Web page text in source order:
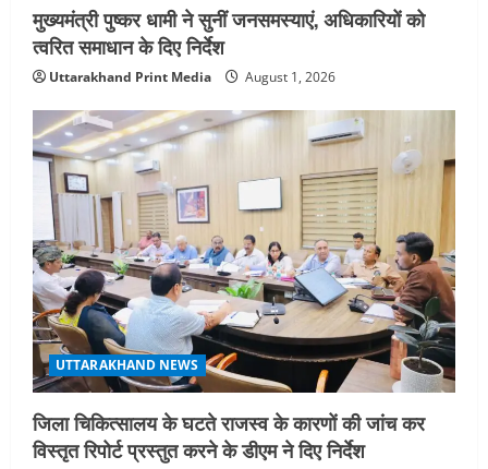
मुख्यमंत्री पुष्कर धामी ने सुनीं जनसमस्याएं, अधिकारियों को
त्वरित समाधान के दिए निर्देश
Uttarakhand Print Media August 1, 2026
UTTARAKHAND NEWS
जिला चिकित्सालय के घटते राजस्व के कारणों की जांच कर
विस्तृत रिपोर्ट प्रस्तुत करने के डीएम ने दिए निर्देश